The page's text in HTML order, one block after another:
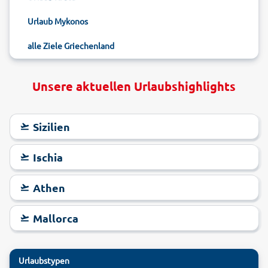
Urlaub Mykonos
alle Ziele Griechenland
Unsere aktuellen Urlaubshighlights
Sizilien
Ischia
Athen
Mallorca
Urlaubstypen